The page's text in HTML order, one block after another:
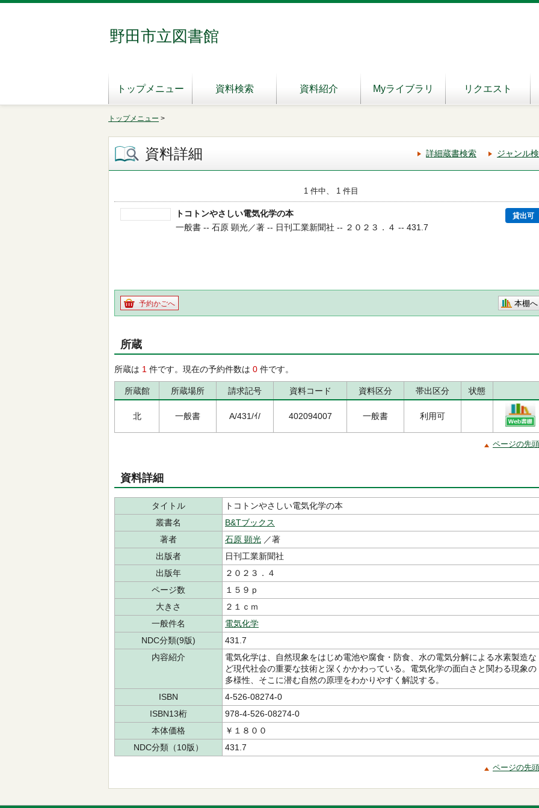
野田市立図書館
トップメニュー 資料検索 資料紹介 Myライブラリ リクエスト
トップメニュー >
資料詳細 詳細蔵書検索 ジャンル
1 件中、 1 件目
トコトンやさしい電気化学の本 貸出可
一般書 -- 石原 顕光／著 -- 日刊工業新聞社 -- ２０２３．４ -- 431.7
予約かごへ 本棚へ
所蔵
所蔵は 1 件です。現在の予約件数は 0 件です。
所蔵館 所蔵場所 請求記号 資料コード 資料区分 帯出区分 状態
北 一般書 A/431/ｲ/ 402094007 一般書 利用可
ページの先
資料詳細
タイトル
トコトンやさしい電気化学の本
叢書名
B&Tブックス
著者
石原 顕光 ／著
出版者
日刊工業新聞社
出版年
２０２３．４
ページ数
１５９ｐ
大きさ
２１ｃｍ
一般件名
電気化学
NDC分類(9版)
431.7
内容紹介
電気化学は、自然現象をはじめ電池や腐食・防食、水の電気分解による水素製造な
ど現代社会の重要な技術と深くかかわっている。電気化学の面白さと関わる現象の
多様性、そこに潜む自然の原理をわかりやすく解説する。
ISBN
4-526-08274-0
ISBN13桁
978-4-526-08274-0
本体価格
￥１８００
NDC分類（10版）
431.7
ページの先